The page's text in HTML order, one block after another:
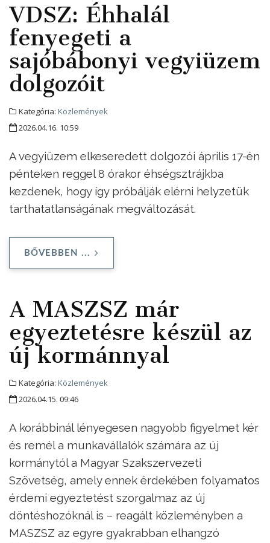
VDSZ: Éhhalál
fenyegeti a
sajóbábonyi vegyiüzem
dolgozóit
Kategória: Közlemények
2026.04.16. 10:59
A vegyiüzem elkeseredett dolgozói április 17-én
pénteken reggel 8 órakor éhségsztrájkba
kezdenek, hogy így próbálják elérni helyzetük
tarthatatlanságának megváltozását.
BŐVEBBEN ...
A MASZSZ már
egyeztetésre készül az
új kormánnyal
Kategória: Közlemények
2026.04.15. 09:46
A korábbinál lényegesen nagyobb figyelmet kér
és remél a munkavállalók számára az új
kormánytól a Magyar Szakszervezeti
Szövetség, amely ennek érdekében folyamatos
érdemi egyeztetést szorgalmaz az új
döntéshozóknál is – reagált közleményben a
MASZSZ az egyre gyakrabban elhangzó